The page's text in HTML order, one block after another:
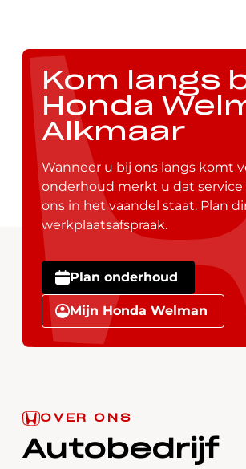
OVER ONS
Autobedrijf
Kom langs
Honda
Alkmaar
Wanneer u bij ons langs komt
onderhoud merkt u dat service
ons in het vaandel staat. Plan
werkplaatsafspraak.
Plan onderhoud
Mijn Honda Welman